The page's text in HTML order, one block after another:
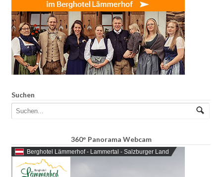
Suchen
360° Panorama Webcam
Berghotel Lämmerhof - Lammertal - Salzburger Land